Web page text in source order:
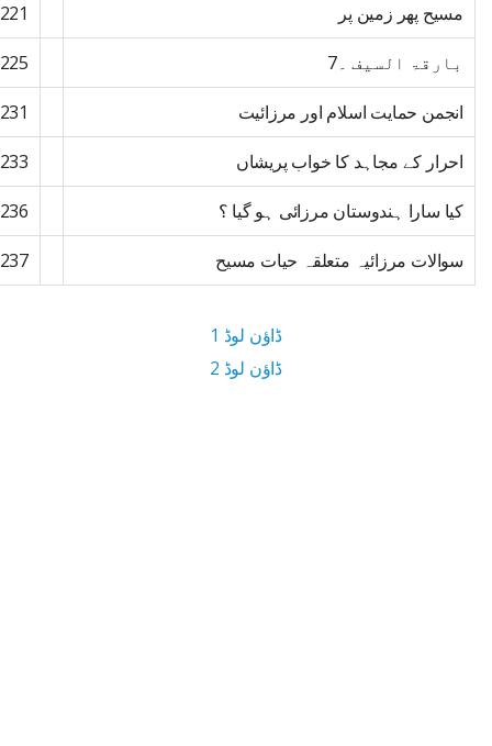
مسیح پھر زمین پر 221
بارقۃ السیف ۔7 225
انجمن حمایت اسلام اور مرزائیت 231
احرار کے مجاہد کا خواب پریشاں 233
کیا سارا ہندوستان مرزائی ہو گیا ؟ 236
سوالات مرزائیہ متعلقہ حیات مسیح 237
ڈاؤن لوڈ 1
ڈاؤن لوڈ 2